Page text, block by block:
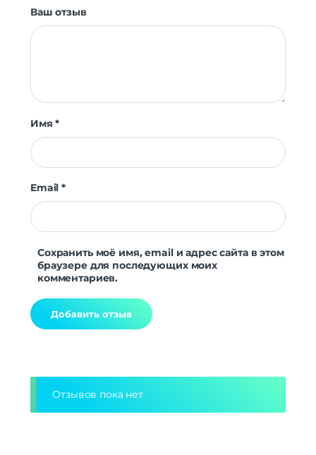
Ваш отзыв
Имя*
Email*
Сохранить моё имя, email и адрес сайта в этом
браузере для последующих моих
комментариев.
Отзывов пока нет